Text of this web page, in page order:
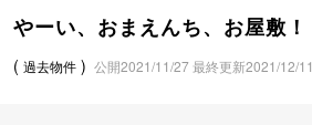
やーい、おまえんち、お屋敷！
過去物件 公開2021/11/27最終更新2021/12/11